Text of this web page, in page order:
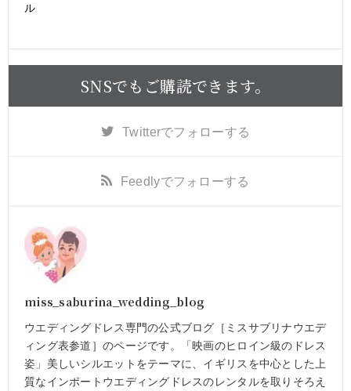
ル
SNSでもご購読できます。
Twitterでフォローする
Feedlyでフォローする
miss_saburina_wedding_blog
ウエディングドレス専門の公式ブログ［ミスサブリナウエデ
ィング表参道］のページです。「映画のヒロイン級のドレス
姿」美しいシルエットをテーマに、イギリスを中心とした上
質なインポートウエディングドレスのレンタルを取りそろえ